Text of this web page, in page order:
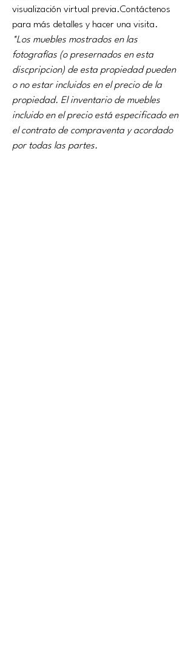
visualización virtual previa.Contáctenos
para más detalles y hacer una visita.
*Los muebles mostrados en las
fotografías (o presernados en esta
discpripcion) de esta propiedad pueden
o no estar incluidos en el precio de la
propiedad. El inventario de muebles
incluido en el precio está especificado en
el contrato de compraventa y acordado
por todas las partes.